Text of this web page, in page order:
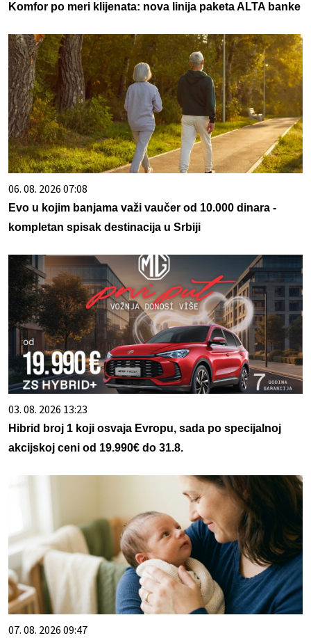
Komfor po meri klijenata: nova linija paketa ALTA banke
06. 08. 2026 07:08
Evo u kojim banjama važi vaučer od 10.000 dinara -
kompletan spisak destinacija u Srbiji
03. 08. 2026 13:23
Hibrid broj 1 koji osvaja Evropu, sada po specijalnoj
akcijskoj ceni od 19.990€ do 31.8.
07. 08. 2026 09:47